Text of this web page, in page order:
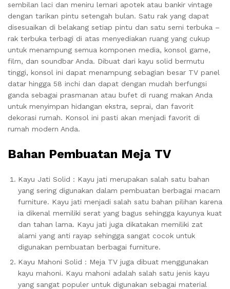
sembilan laci dan meniru lemari apotek atau bankir vintage
dengan tarikan pintu setengah bulan. Satu rak yang dapat
disesuaikan di belakang setiap pintu dan satu semi terbuka –
rak terbuka terbagi di atas menyediakan ruang yang cukup
untuk menampung semua komponen media, konsol game,
film, dan soundbar Anda. Dibuat dari kayu solid bermutu
tinggi, konsol ini dapat menampung sebagian besar TV panel
datar hingga 58 inchi dan dapat dengan mudah berfungsi
ganda sebagai prasmanan atau bufet di ruang makan Anda
untuk menyimpan hidangan ekstra, seprai, dan favorit
dekorasi rumah. Konsol ini pasti akan menjadi favorit di
rumah modern Anda.
Bahan Pembuatan Meja TV
Kayu Jati Solid : Kayu jati merupakan salah satu bahan
yang sering digunakan dalam pembuatan berbagai macam
furniture. Kayu jati menjadi salah satu bahan pilihan karena
ia dikenal memiliki serat yang bagus sehingga kayunya kuat
dan tahan lama. Kayu jati juga dikatakan memiliki zat
alami yang anti rayap sehingga sangat cocok untuk
digunakan pembuatan berbagai furniture.
Kayu Mahoni Solid : Meja TV juga dibuat menggunakan
kayu mahoni. Kayu mahoni adalah salah satu jenis kayu
yang sangat populer untuk digunakan sebagai material